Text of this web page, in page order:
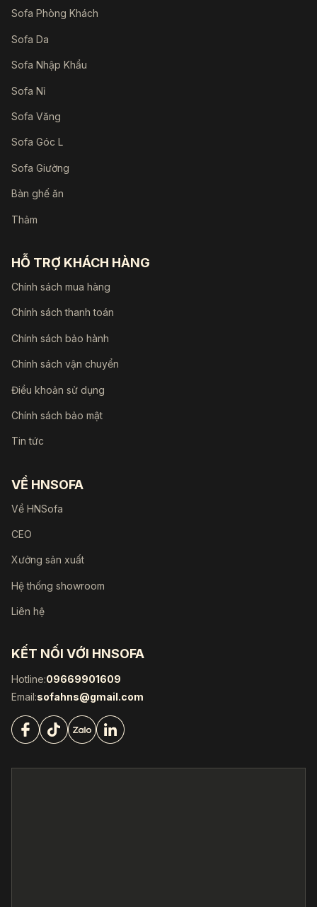
Sofa Phòng Khách
Sofa Da
Sofa Nhập Khẩu
Sofa Nỉ
Sofa Văng
Sofa Góc L
Sofa Giường
Bàn ghế ăn
Thảm
HỖ TRỢ KHÁCH HÀNG
Chính sách mua hàng
Chính sách thanh toán
Chính sách bảo hành
Chính sách vận chuyển
Điều khoản sử dụng
Chính sách bảo mật
Tin tức
VỀ HNSOFA
Về HNSofa
CEO
Xưởng sản xuất
Hệ thống showroom
Liên hệ
KẾT NỐI VỚI HNSOFA
Hotline:09669901609
Email:sofahns@gmail.com